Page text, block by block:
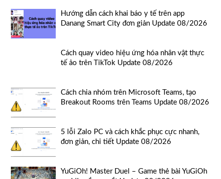
Hướng dẫn cách khai báo y tế trên app
Danang Smart City đơn giản Update 08/2026
Cách quay video hiệu ứng hóa nhân vật thực
tế ảo trên TikTok Update 08/2026
Cách chia nhóm trên Microsoft Teams, tạo
Breakout Rooms trên Teams Update 08/2026
5 lỗi Zalo PC và cách khắc phục cực nhanh,
đơn giản, chi tiết Update 08/2026
YuGiOh! Master Duel – Game thẻ bài YuGiOh